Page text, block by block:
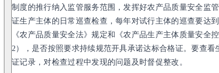
制度的推行纳入监管服务范围，发挥好农产品质量安全监
证生产主体的日常巡查检查，每年对试行主体的巡查要达
《农产品质量安全法》规定和《农产品生产主体质量安全
2），是否按照要求持续规范开具承诺达标合格证。要查
证记录，对检查过程中发现的问题及时督促整改。